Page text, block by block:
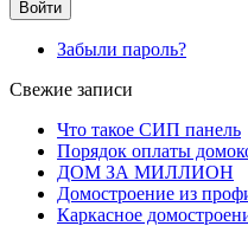
Забыли пароль?
Свежие записи
Что такое СИП панель
Порядок оплаты
ДОМ ЗА МИЛЛИОН
Домостроение из
Каркасное